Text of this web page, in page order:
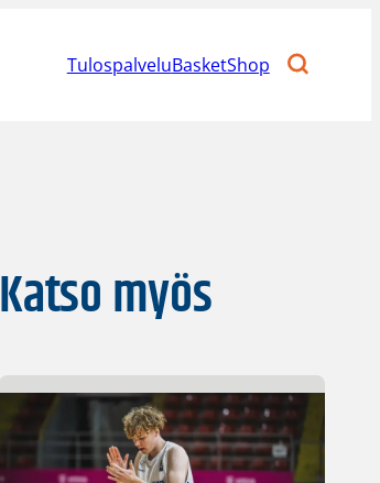
TulospalveluBasketShop
Katso myös